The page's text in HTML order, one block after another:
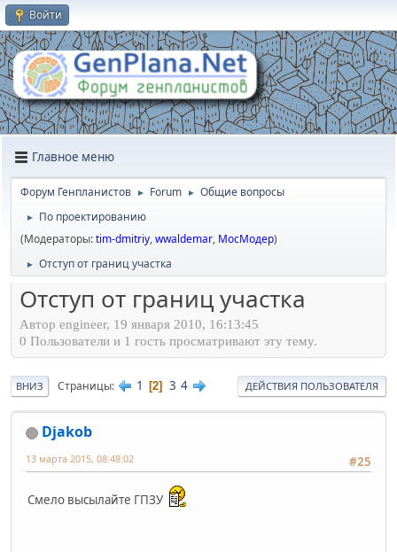
Войти
Главное меню
Форум Генпланистов ► Forum ► Общие вопросы
►
По проектированию
(Модераторы:tim-dmitriy,wwaldemar, МосМодер)
► Отступ от границ участка
Отступ от границ участка
Автор engineer, 19 января 2010, 16:13:45
0 Пользователи и 1 гость просматривают эту тему.
ВНИЗ Страницы 1 2 3 4 ДЕЙСТВИЯ ПОЛЬЗОВАТЕЛЯ
Djakob
#25
13 марта 2015, 08:48:02
Смело высылайте ГПЗУ